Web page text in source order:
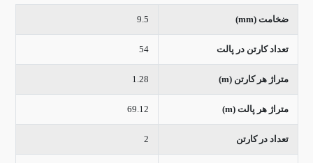
ضخامت (mm) 9.5
تعداد کارتن در پالت 54
متراژ هر کارتن (m) 1.28
متراژ هر پالت (m) 69.12
تعداد در کارتن 2